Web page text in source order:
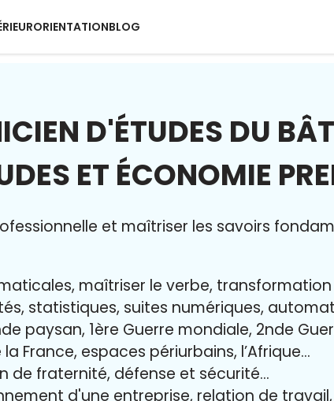
ORIENTATIONBLOG
D'ÉTUDES DU
ET ÉCONOMIE
et maîtriser les savoirs
maîtriser le verbe,
statistiques, suites numériques,
paysan, 1ère Guerre mondiale, 2nde
France, espaces périurbains, l’Afrique…
de fraternité, défense et sécurité…
d'une entreprise, relation de